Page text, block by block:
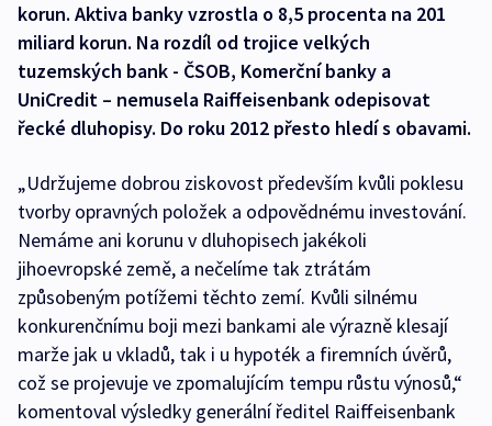
korun. Aktiva banky vzrostla o 8,5 procenta na 201
miliard korun. Na rozdíl od trojice velkých
tuzemských bank - ČSOB, Komerční banky a
UniCredit – nemusela Raiffeisenbank odepisovat
řecké dluhopisy. Do roku 2012 přesto hledí s obavami.
„Udržujeme dobrou ziskovost především kvůli poklesu
tvorby opravných položek a odpovědnému investování.
Nemáme ani korunu v dluhopisech jakékoli
jihoevropské země, a nečelíme tak ztrátám
způsobeným potížemi těchto zemí. Kvůli silnému
konkurenčnímu boji mezi bankami ale výrazně klesají
marže jak u vkladů, tak i u hypoték a firemních úvěrů,
což se projevuje ve zpomalujícím tempu růstu výnosů,“
komentoval výsledky generální ředitel Raiffeisenbank